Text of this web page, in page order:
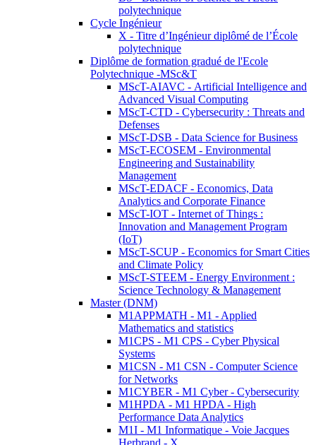
polytechnique
Cycle Ingénieur
X - Titre d’Ingénieur diplômé de l’École
polytechnique
Diplôme de formation gradué de l'Ecole
Polytechnique -MSc&T
MScT-AIAVC - Artificial Intelligence and
Advanced Visual Computing
MScT-CTD - Cybersecurity : Threats and
Defenses
MScT-DSB - Data Science for Business
MScT-ECOSEM - Environmental
Engineering and Sustainability
Management
MScT-EDACF - Economics, Data
Analytics and Corporate Finance
MScT-IOT - Internet of Things :
Innovation and Management Program
(IoT)
MScT-SCUP - Economics for Smart Cities
and Climate Policy
MScT-STEEM - Energy Environment :
Science Technology & Management
Master (DNM)
M1APPMATH - M1 - Applied
Mathematics and statistics
M1CPS - M1 CPS - Cyber Physical
Systems
M1CSN - M1 CSN - Computer Science
for Networks
M1CYBER - M1 Cyber - Cybersecurity
M1HPDA - M1 HPDA - High
Performance Data Analytics
M1I - M1 Informatique - Voie Jacques
Herbrand - X